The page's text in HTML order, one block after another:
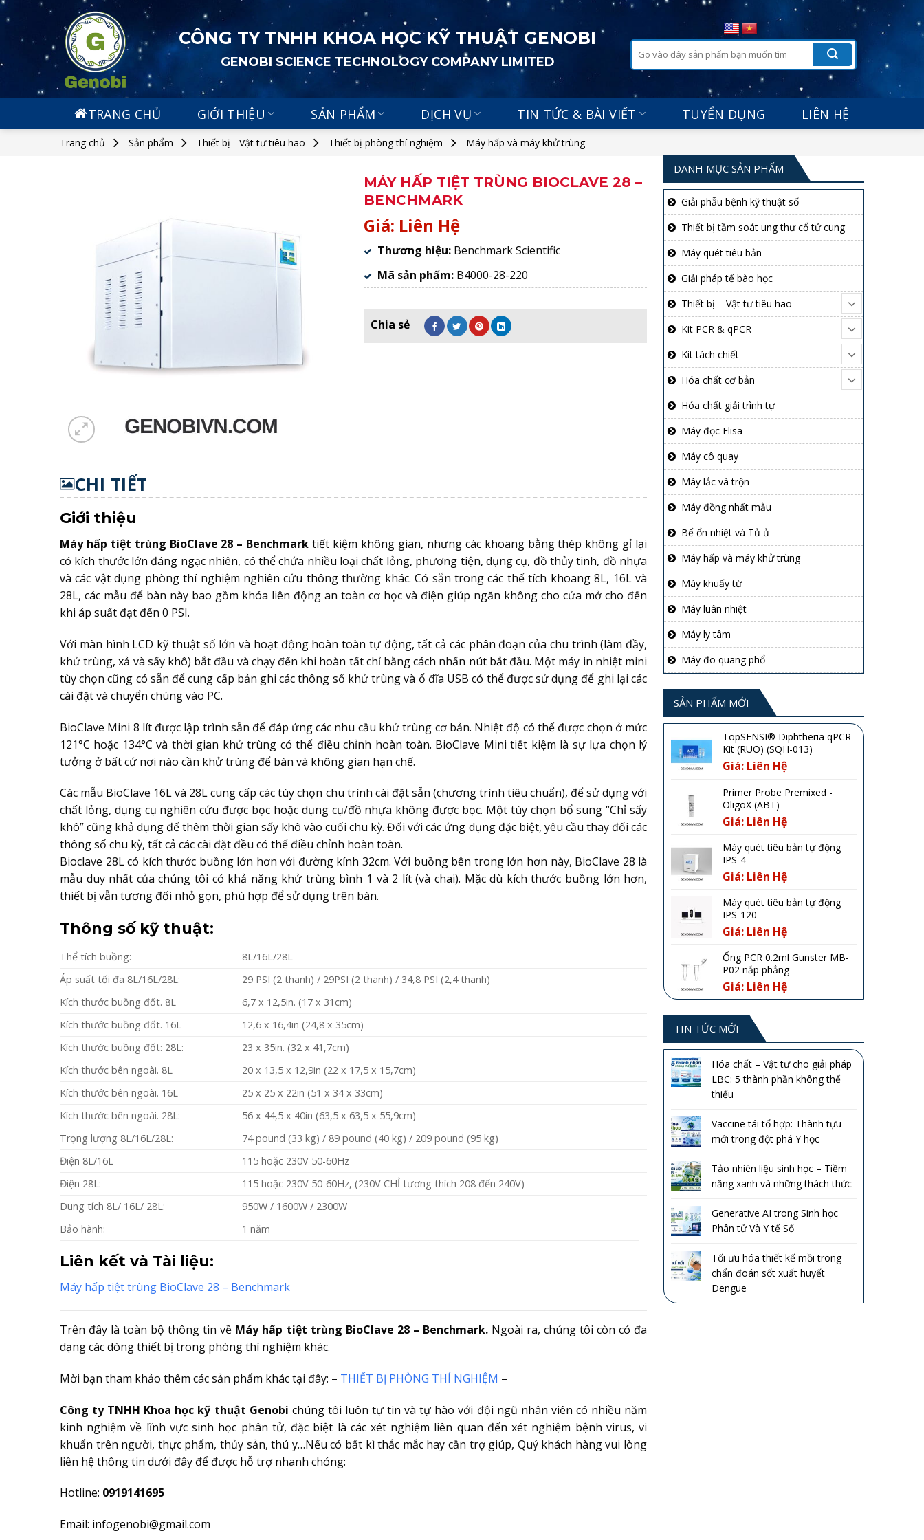
Skip
to
content
CÔNG TY TNHH KHOA HỌC KỸ THUẬT GENOBI
GENOBI SCIENCE TECHNOLOGY COMPANY LIMITED
kiếm:
TRANG CHỦ GIỚI THIỆU SẢN PHẨM DỊCH VỤ TIN TỨC & BÀI VIẾT TUYỂN DỤNG LIÊN HỆ
Trang chủ Sản phẩm Thiết bị - Vật tư tiêu hao Thiết bị phòng thí nghiệm Máy hấp và máy khử trùng
DANH MỤC SẢN PHẨM
Giải phẫu bệnh kỹ thuật số
Thiết bị tầm soát ung thư cổ tử cung
Máy quét tiêu bản
Giải pháp tế bào học
Thiết bị – Vật tư tiêu hao
Kit PCR & qPCR
Kit tách chiết
Hóa chất cơ bản
Hóa chất giải trình tự
Máy đọc Elisa
Máy cô quay
Máy lắc và trộn
Máy đồng nhất mẫu
Bể ổn nhiệt và Tủ ủ
Máy hấp và máy khử trùng
Máy khuấy từ
Máy luân nhiệt
Máy ly tâm
Máy đo quang phổ
SẢN PHẨM MỚI
TopSENSI® Diphtheria qPCR
Kit (RUO) (SQH-013)
Giá: Liên Hệ
Primer Probe Premixed -
OligoX (ABT)
Giá: Liên Hệ
Máy quét tiêu bản tự động
IPS-4
Giá: Liên Hệ
Máy quét tiêu bản tự động
IPS-120
Giá: Liên Hệ
Ống PCR 0.2ml Gunster MB-
P02 nắp phẳng
Giá: Liên Hệ
TIN TỨC MỚI
Hóa chất – Vật tư cho giải pháp
LBC: 5 thành phần không thể
thiếu
Vaccine tái tổ hợp: Thành tựu
mới trong đột phá Y học
Tảo nhiên liệu sinh học – Tiềm
năng xanh và những thách thức
Generative AI trong Sinh học
Phân tử Và Y tế Số
Tối ưu hóa thiết kế mồi trong
chẩn đoán sốt xuất huyết
Dengue
MÁY HẤP TIỆT TRÙNG BIOCLAVE 28 –
BENCHMARK
Giá: Liên Hệ
Thương hiệu: Benchmark Scientific
Mã sản phẩm: B4000-28-220
CHI TIẾT
Giới thiệu
Máy hấp tiệt trùng BioClave 28 – Benchmark tiết kiệm không gian, nhưng các khoang bằng thép không gỉ lại
có kích thước lớn đáng ngạc nhiên, có thể chứa nhiều loại chất lỏng, phương tiện, dụng cụ, đồ thủy tinh, đồ nhựa
và các vật dụng phòng thí nghiệm nghiên cứu thông thường khác. Có sẵn trong các thể tích khoang 8L, 16L và
28L, các mẫu để bàn này bao gồm khóa liên động an toàn cơ học và điện giúp ngăn không cho cửa mở cho đến
khi áp suất đạt đến 0 PSI.
Với màn hình LCD kỹ thuật số lớn và hoạt động hoàn toàn tự động, tất cả các phân đoạn của chu trình (làm đầy,
khử trùng, xả và sấy khô) bắt đầu và chạy đến khi hoàn tất chỉ bằng cách nhấn nút bắt đầu. Một máy in nhiệt mini
tùy chọn cũng có sẵn để cung cấp bản ghi các thông số khử trùng và ổ đĩa USB có thể được sử dụng để ghi lại các
cài đặt và chuyển chúng vào PC.
BioClave Mini 8 lít được lập trình sẵn để đáp ứng các nhu cầu khử trùng cơ bản. Nhiệt độ có thể được chọn ở mức
121°C hoặc 134°C và thời gian khử trùng có thể điều chỉnh hoàn toàn. BioClave Mini tiết kiệm là sự lựa chọn lý
tưởng ở bất cứ nơi nào cần khử trùng để bàn và không gian hạn chế.
Các mẫu BioClave 16L và 28L cung cấp các tùy chọn chu trình cài đặt sẵn (chương trình tiêu chuẩn), để sử dụng với
chất lỏng, dụng cụ nghiên cứu được bọc hoặc dụng cụ/đồ nhựa không được bọc. Một tùy chọn bổ sung “Chỉ sấy
khô” cũng khả dụng để thêm thời gian sấy khô vào cuối chu kỳ. Đối với các ứng dụng đặc biệt, yêu cầu thay đổi các
thông số chu kỳ, tất cả các cài đặt đều có thể điều chỉnh hoàn toàn.
Bioclave 28L có kích thước buồng lớn hơn với đường kính 32cm. Với buồng bên trong lớn hơn này, BioClave 28 là
mẫu duy nhất của chúng tôi có khả năng khử trùng bình 1 và 2 lít (và chai). Mặc dù kích thước buồng lớn hơn,
thiết bị vẫn tương đối nhỏ gọn, phù hợp để sử dụng trên bàn.
Thông số kỹ thuật:
Thể tích buồng:
8L/16L/28L
Áp suất tối đa 8L/16L/28L:
29 PSI (2 thanh) / 29PSI (2 thanh) / 34,8 PSI (2,4 thanh)
Kích thước buồng đốt. 8L
6,7 x 12,5in. (17 x 31cm)
Kích thước buồng đốt. 16L
12,6 x 16,4in (24,8 x 35cm)
Kích thước buồng đốt: 28L:
23 x 35in. (32 x 41,7cm)
Kích thước bên ngoài. 8L
20 x 13,5 x 12,9in (22 x 17,5 x 15,7cm)
Kích thước bên ngoài. 16L
25 x 25 x 22in (51 x 34 x 33cm)
Kích thước bên ngoài. 28L:
56 x 44,5 x 40in (63,5 x 63,5 x 55,9cm)
Trọng lượng 8L/16L/28L:
74 pound (33 kg) / 89 pound (40 kg) / 209 pound (95 kg)
Điện 8L/16L
115 hoặc 230V 50-60Hz
Điện 28L:
115 hoặc 230V 50-60Hz, (230V CHỈ tương thích 208 đến 240V)
Dung tích 8L/ 16L/ 28L:
950W / 1600W / 2300W
Bảo hành:
1 năm
Liên kết và Tài liệu:
Máy hấp tiệt trùng BioClave 28 – Benchmark
Trên đây là toàn bộ thông tin về Máy hấp tiệt trùng BioClave 28 – Benchmark.Ngoài ra, chúng tôi còn có đa
dạng các dòng thiết bị trong phòng thí nghiệm khác.
Mời bạn tham khảo thêm các sản phẩm khác tại đây: – THIẾT BỊ PHÒNG THÍ NGHIỆM –
Công ty TNHH Khoa học kỹ thuật Genobi chúng tôi luôn tự tin và tự hào với đội ngũ nhân viên có nhiều năm
kinh nghiệm về lĩnh vực sinh học phân tử, đặc biệt là các xét nghiệm liên quan đến xét nghiệm bệnh virus, vi
khuẩn trên người, thực phẩm, thủy sản, thú y…Nếu có bất kì thắc mắc hay cần trợ giúp, Quý khách hàng vui lòng
liên hệ thông tin dưới đây để được hỗ trợ nhanh chóng:
Hotline: 0919141695
Email: infogenobi@gmail.com